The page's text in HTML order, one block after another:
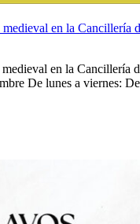
en la Cancillería
en la Cancillería
De lunes a viernes: De